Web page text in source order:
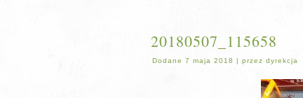
20180507_115658
Dodane 7 maja 2018 | przez dyrekcja